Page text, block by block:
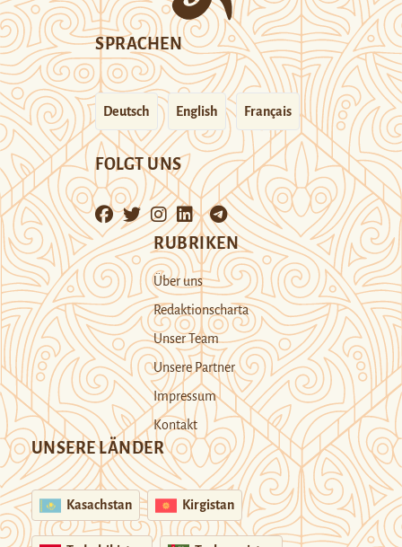
SPRACHEN
Deutsch English Français
FOLGT UNS
RUBRIKEN
Über uns
Redaktionscharta
Unser Team
Unsere Partner
Impressum
Kontakt
UNSERE LÄNDER
Kasachstan Kirgistan